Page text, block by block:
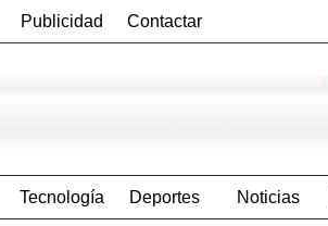
Publicidad Contactar
Tecnología Deportes Noticias